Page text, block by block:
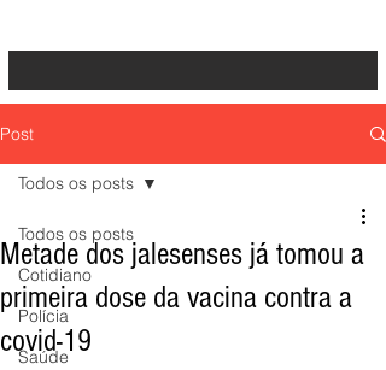
Post
Todos os posts
Cotidiano
Polícia
Saúde
Todos os posts
Metade dos jalesenses já tomou a
primeira dose da vacina contra a
covid-19